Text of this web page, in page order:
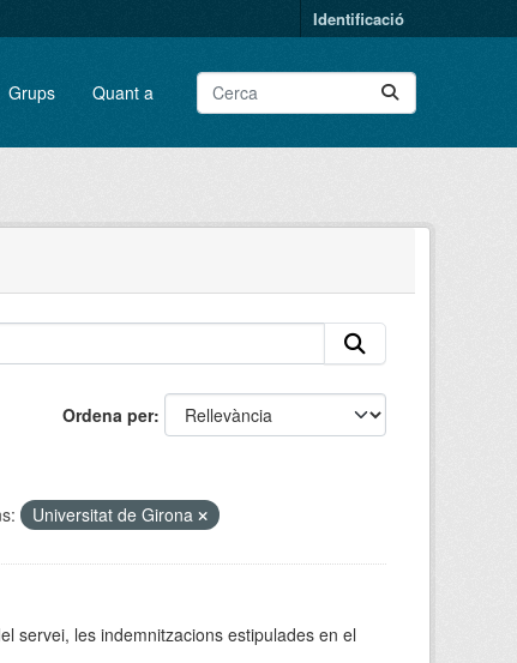
Identificació
Grups Quant a
Ordena per
Universitat de Girona
servei, les indemnitzacions estipulades en el